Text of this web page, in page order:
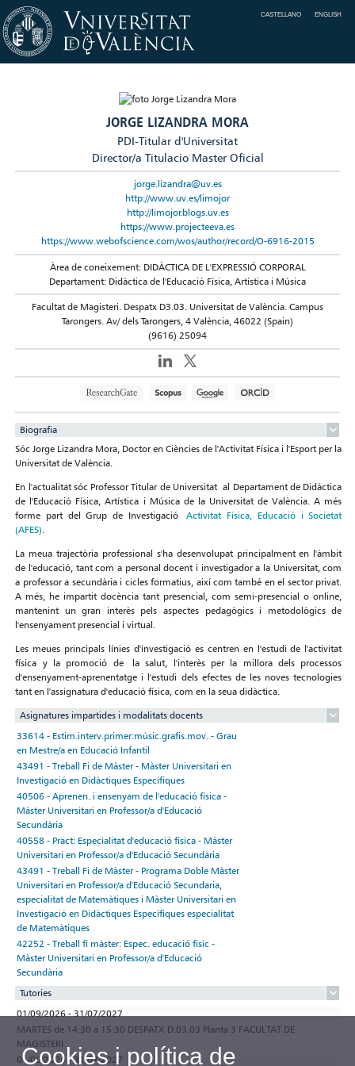
CASTELLANO ENGLISH
JORGE LIZANDRA MORA
PDI-Titular d'Universitat
Director/a Titulacio Master Oficial
jorge.lizandra@uv.es
http://www.uv.es/limojor
http://limojor.blogs.uv.es
https://www.projecteeva.es
https://www.webofscience.com/wos/author/record/O-6916-2015
Àrea de coneixement: DIDÀCTICA DE L'EXPRESSIÓ CORPORAL
Departament: Didàctica de l'Educació Física, Artística i Música
Facultat de Magisteri. Despatx D3.03. Universitat de València. Campus
Tarongers. Av/ dels Tarongers, 4 València, 46022 (Spain)
(9616) 25094
Biografia
Sóc Jorge Lizandra Mora, Doctor en Ciències de l'Activitat Física i l'Esport per la
Universitat de València.
En l'actualitat sóc Professor Titular de Universitat al Departament de Didàctica
de l'Educació Física, Artística i Música de la Universitat de València. A més
forme part del Grup de InvestigacióActivitat Física, Educació i Societat
(AFES).
La meua trajectòria professional s'ha desenvolupat principalment en l'àmbit
de l'educació, tant com a personal docent i investigador a la Universitat, com
a professor a secundària i cicles formatius, així com també en el sector privat.
A més, he impartit docència tant presencial, com semi-presencial o online,
mantenint un gran interès pels aspectes pedagògics i metodològics de
l'ensenyament presencial i virtual.
Les meues principals línies d'investigació es centren en l'estudi de l'activitat
física y la promoció de la salut, l'interès per la millora dels processos
d'ensenyament-aprenentatge i l'estudi dels efectes de les noves tecnologies
tant en l'assignatura d'educació física, com en la seua didàctica.
Asignatures impartides i modalitats docents
33614 - Estim.interv.primer:músic.grafis.mov. - Grau
en Mestre/a en Educació Infantil
43491 - Treball Fi de Màster - Màster Universitari en
Investigació en Didàctiques Específiques
40506 - Aprenen. i ensenyam de l'educació física -
Màster Universitari en Professor/a d'Educació
Secundària
40558 - Pract: Especialitat d'educació física - Màster
Universitari en Professor/a d'Educació Secundària
43491 - Treball Fi de Màster - Programa Doble Màster
Universitari en Professor/a d'Educació Secundaria,
especialitat de Matemàtiques i Màster Universitari en
Investigació en Didàctiques Específiques especialitat
de Matemàtiques
42252 - Treball fi màster: Espec. educació físic -
Màster Universitari en Professor/a d'Educació
Secundària
Tutories
01/09/2026 - 31/07/2027
MARTES de 14:30 a 15:30 DESPATX D.03.03 Planta 3 FACULTAT DE
MAGISTERI
01/09/2026 - 31/07/2027
Cookies i política de